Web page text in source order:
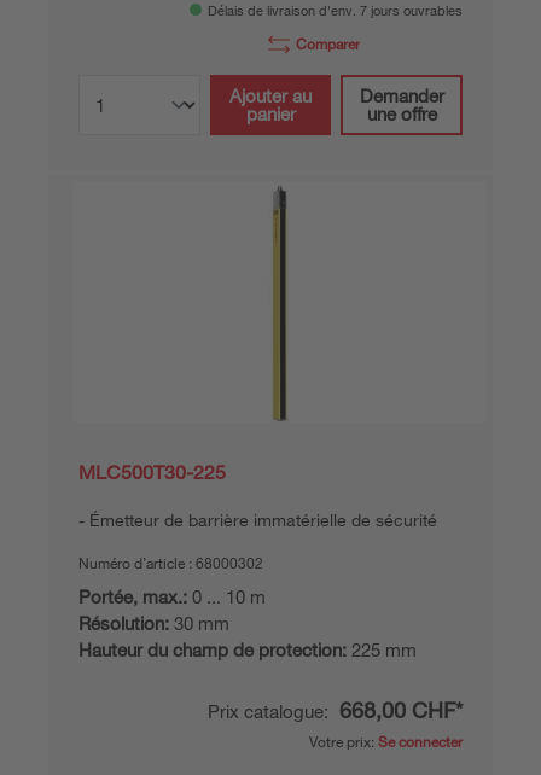
Délais de livraison d'env. 7 jours ouvrables
Comparer
Ajouter au
panier
Demander
une offre
MLC500T30-225
Émetteur de barrière immatérielle de sécurité
Numéro d’article : 68000302
Portée, max.: 0 ... 10 m
Résolution: 30 mm
Hauteur du champ de protection: 225 mm
Prix catalogue: 668,00 CHF*
Votre prix: Se connecter